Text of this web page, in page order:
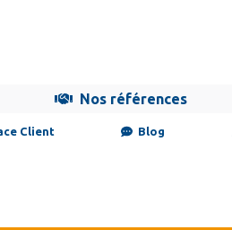
Nos références
Client Blog